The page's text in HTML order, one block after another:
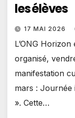
les élèves
17 MAI 2026
L’ONG
organisé,
manifestation
mars : Journée
». Cette…